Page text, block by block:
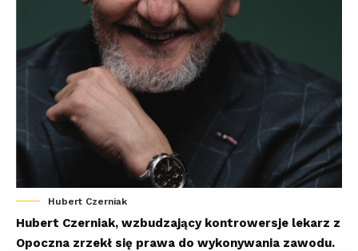
Hubert Czerniak
Hubert Czerniak, wzbudzający kontrowersje lekarz z
Opoczna zrzekł się prawa do wykonywania zawodu.